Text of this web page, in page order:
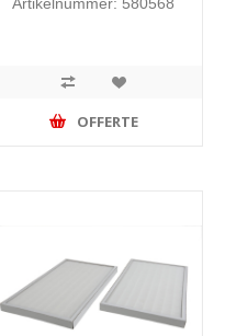
OFFERTE